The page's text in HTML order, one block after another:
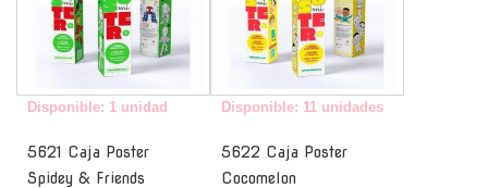
Disponible: 1 unidad
5621 Caja Poster
Spidey & Friends
Disponible: 11 unidades
5622 Caja Poster
Cocomelon